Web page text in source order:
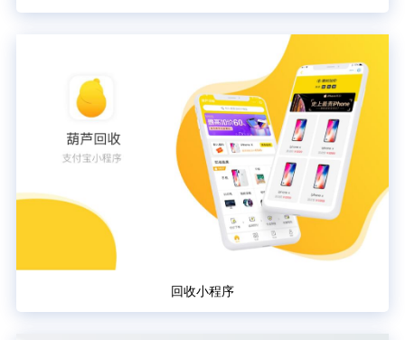
回收小程序